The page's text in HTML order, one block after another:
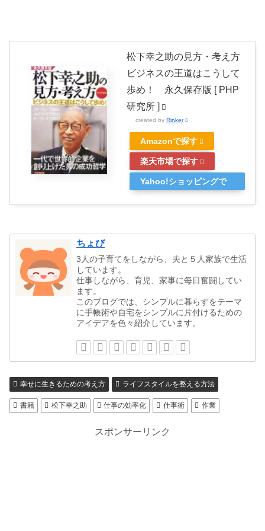
松下幸之助の見方・考え方
ビジネスの王道はこうして
歩め！ 永久保存版 [ PHP
研究所 ]
created by Rinker
Amazonで探す
楽天市場で探す
Yahoo!ショッピングで
ちょび
3人の子育てをしながら、夫と５人家族で生活
しています。
仕事しながら、育児、家事に每日奮闘してい
ます。
このブログでは、シンプルに暮らすをテーマ
に手帳術や自宅をシンプルに片付けるための
アイデアを色々紹介しています。
幸せに生きるための考え方 ライフスタイルを整える方法
書籍 松下幸之助 仕事の効率化 仕事術 作業
スポンサーリンク